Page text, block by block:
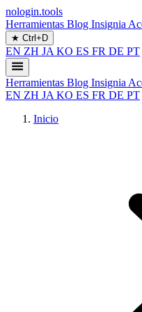
nologin.tools
Herramientas Blog Insignia
★ Ctrl+D
EN ZH JA KO ES FR DE PT
Herramientas Blog Insignia
EN ZH JA KO ES FR DE PT
Inicio